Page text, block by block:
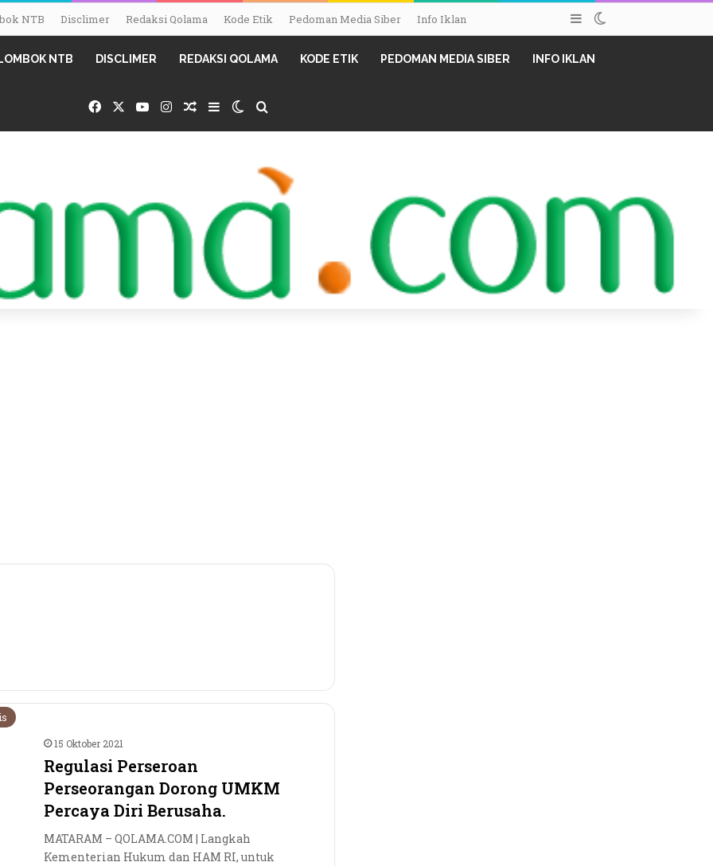
NTB Disclimer Redaksi Qolama Kode Etik Pedoman Media Siber Info Iklan Sidebar
NTB DISCLIMER REDAKSI QOLAMA KODE ETIK PEDOMAN MEDIA SIBER INFO IKLAN
Facebook YouTubeInstagram
Random Article
SidebarSwitch skin
15 Oktober 2021
Regulasi Perseroan
Perseorangan Dorong UMKM
Percaya Diri Berusaha.
MATARAM – QOLAMA.COM | Langkah
Kementerian Hukum dan HAM RI, untuk